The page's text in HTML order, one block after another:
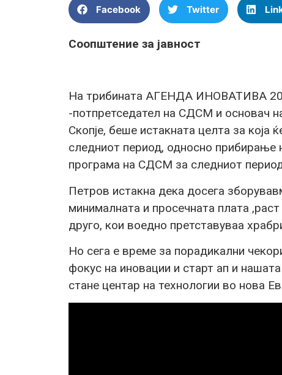
Facebook Twitter
Соопштение за јавност
На трибината АГЕНДА ИНОВАТИВА 20-
-потпретседател на СДСМ и основач
Скопје, беше истакната целта за која
следниот период, односно
програма на СДСМ за следниот
Петров истакна дека досега
минималната и просечната плата
друго, кои воедно претставуваа
Но сега е време за порадикални
фокус на иновации и старт ап и
стане центар на технологии во нова